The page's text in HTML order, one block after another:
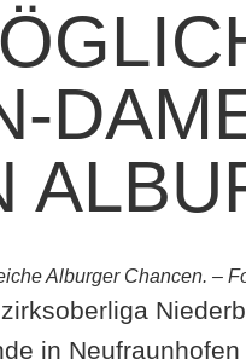
Alburger Chancen. –
in